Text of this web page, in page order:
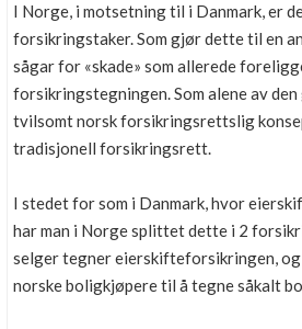
I Norge, i motsetning til i Danmark, er
forsikringstaker. Som gjør dette til en
sågar for «skade» som allerede
forsikringstegningen. Som alene av
tvilsomt norsk forsikringsrettslig
tradisjonell forsikringsrett.
I stedet for som i Danmark, hvor
har man i Norge splittet dette i 2
selger tegner eierskifteforsikringen,
norske boligkjøpere til å tegne såkalt